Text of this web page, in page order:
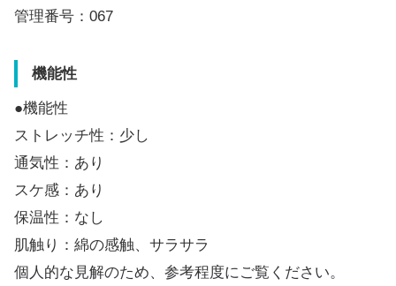
管理番号：067
機能性
●機能性
ストレッチ性：少し
通気性：あり
スケ感：あり
保温性：なし
肌触り：綿の感触、サラサラ
個人的な見解のため、参考程度にご覧ください。